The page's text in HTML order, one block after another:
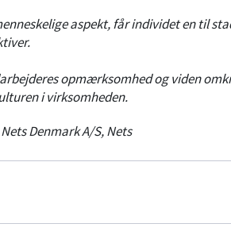
aspekt, får individet en til
opmærksomhed og viden
i virksomheden.
Denmark A/S,Nets